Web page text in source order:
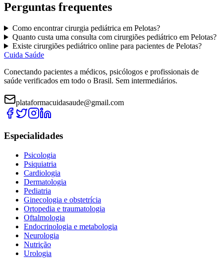
Perguntas frequentes
Como encontrarcirurgia pediátrica em Pelotas?
Quanto custa uma consulta com cirurgiões pediátricoem Pelotas?
Existe cirurgiões pediátricoonline para pacientes de Pelotas?
Cuida Saúde
Conectando pacientes a médicos, psicólogos e profissionais de
saúde verificados em todo o Brasil. Sem intermediários.
plataformacuidasaude@gmail.com
Especialidades
Psicologia
Psiquiatria
Cardiologia
Dermatologia
Pediatria
Ginecologia e obstetrícia
Ortopedia e traumatologia
Oftalmologia
Endocrinologia e metabologia
Neurologia
Nutrição
Urologia